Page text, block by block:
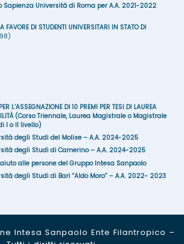
Sapienza Università di Roma per A.A. 2021-2022
FAVORE DI STUDENTI UNIVERSITARI IN STATO DI
L’ASSEGNAZIONE DI 10 PREMI PER TESI DI LAUREA
(Corso Triennale, Laurea Magistrale o Magistrale
I o II livello)
degli Studi del Molise – A.A. 2024-2025
degli Studi di Camerino – A.A. 2024-2025
alle persone del Gruppo Intesa Sanpaolo
degli Studi di Bari “Aldo Moro” – A.A. 2022- 2023
Intesa Sanpaolo Ente Filantropico –